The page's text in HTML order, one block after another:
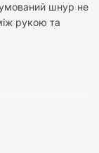
шнур не
рукою та